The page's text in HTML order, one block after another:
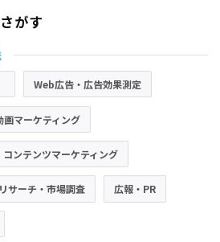
がす
Web広告・広告効果測定
画マーケティング
コンテンツマーケティング
リサーチ・市場調査 広報・PR